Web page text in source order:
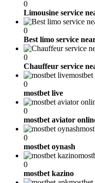
0
Limousine service
0
Best limo service
0
Chauffeur service
0
mostbet live
0
mostbet aviator
0
mostbet oynash
0
mostbet kazino